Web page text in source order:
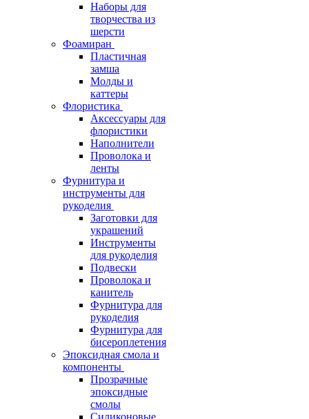
Наборы для
творчества из
шерсти
Фоамиран
Пластичная
замша
Молды и
каттеры
Флористика
Аксессуары для
флористики
Наполнители
Проволока и
ленты
Фурнитура и
инструменты для
рукоделия
Заготовки для
украшений
Инструменты
для рукоделия
Подвески
Проволока и
канитель
Фурнитура для
рукоделия
Фурнитура для
бисероплетения
Эпоксидная смола и
компоненты
Прозрачные
эпоксидные
смолы
Силиконовые